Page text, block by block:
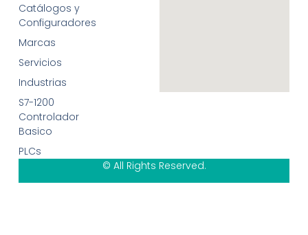
Catálogos y
Configuradores
Marcas
Servicios
Industrias
S7-1200
Controlador
Basico
PLCs
© All Rights Reserved.